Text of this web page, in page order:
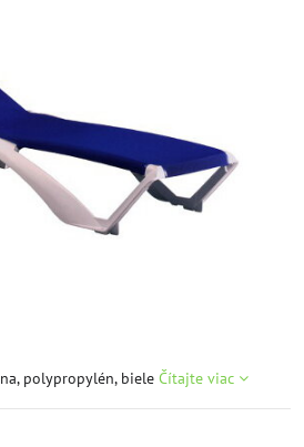
polypropylén, biele Čítajte viac